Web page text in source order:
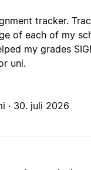
tracker.
of each of my
my grades
uni.
· 30. juli 2026